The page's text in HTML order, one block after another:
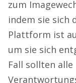
zum
indem sie sich
Plattform ist
um sie sich
Fall sollten alle